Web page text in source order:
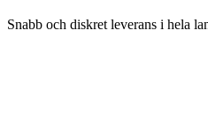
Snabb och diskret leverans i hela